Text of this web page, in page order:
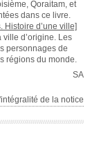
Qoraitam, et
dans ce livre.
Histoire d’une ville]
d’origine. Les
personnages de
régions du monde.
SA
de la notice